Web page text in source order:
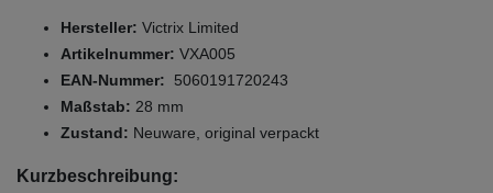
Hersteller: Victrix Limited
Artikelnummer: VXA005
EAN-Nummer: 5060191720243
Maßstab: 28 mm
Zustand: Neuware, original verpackt
Kurzbeschreibung: